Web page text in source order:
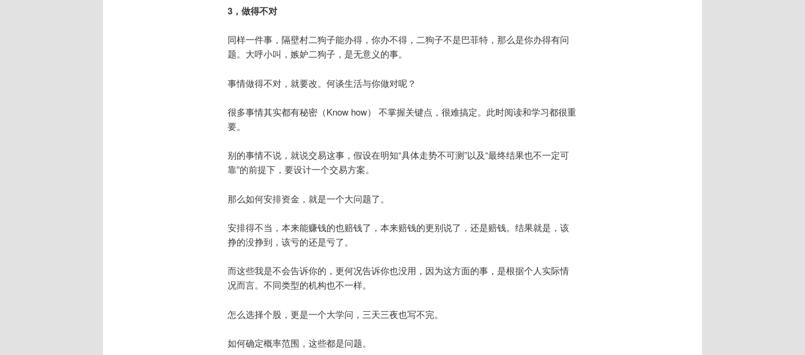
3，做得不对
同样一件事，隔壁村二狗子能办得，你办不得，二狗子不是巴菲特，那么是你办得有问
题。大呼小叫，嫉妒二狗子，是无意义的事。
事情做得不对，就要改。何谈生活与你做对呢？
很多事情其实都有秘密（Know how） 不掌握关键点，很难搞定。此时阅读和学习都很重
要。
别的事情不说，就说交易这事，假设在明知“具体走势不可测”以及“最终结果也不一定可
靠”的前提下，要设计一个交易方案。
那么如何安排资金，就是一个大问题了。
安排得不当，本来能赚钱的也赔钱了，本来赔钱的更别说了，还是赔钱。结果就是，该
挣的没挣到，该亏的还是亏了。
而这些我是不会告诉你的，更何况告诉你也没用，因为这方面的事，是根据个人实际情
况而言。不同类型的机构也不一样。
怎么选择个股，更是一个大学问，三天三夜也写不完。
如何确定概率范围，这些都是问题。